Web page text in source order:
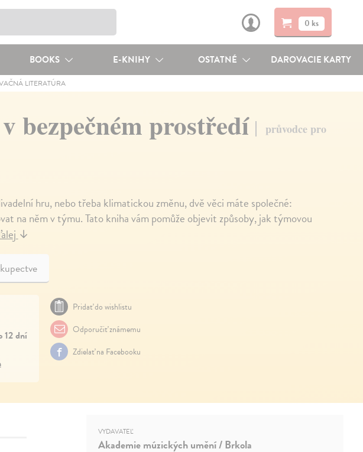
0 ks
BOOKS E-KNIHY OSTATNÉ DAROVACIE KARTY
LITERATÚRA
bezpečném prostředí
průvodce pro
hru, nebo třeba klimatickou změnu, dvě věci máte společné:
na něm v týmu. Tato kniha vám pomůže objevit způsoby, jak týmovou
↓
12 dní
Pridať do wishlistu
Odporučiť známemu
Zdielať na Facebooku
VYDAVATEĽ
Akademie múzických umění / Brkola